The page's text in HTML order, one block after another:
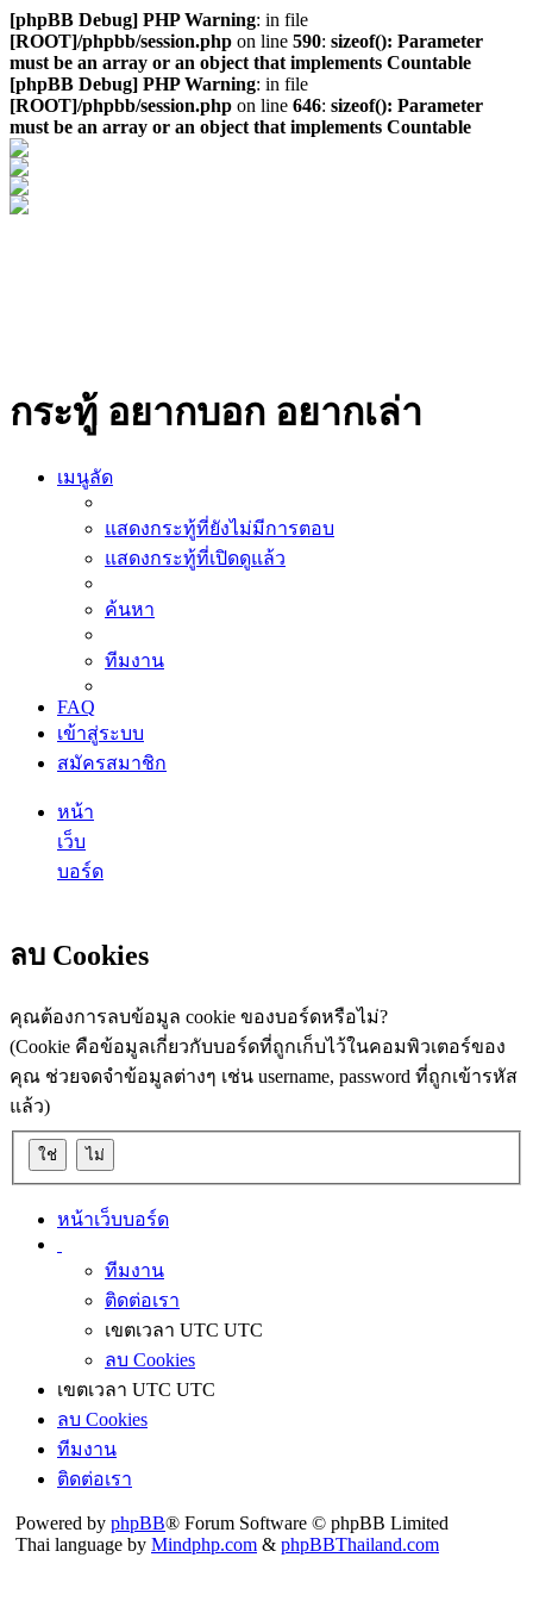
[phpBB Debug] PHP Warning: in file
[ROOT]/phpbb/session.php on line 590: sizeof(): Parameter
must be an array or an object that implements Countable
[phpBB Debug] PHP Warning: in file
[ROOT]/phpbb/session.php on line 646: sizeof(): Parameter
must be an array or an object that implements Countable
กระทู้ อยากบอก อยากเล่า
เมนูลัด
แสดงกระทู้ที่ยังไม่มีการตอบ
แสดงกระทู้ที่เปิดดูแล้ว
ค้นหา
ทีมงาน
FAQ
เข้าสู่ระบบ
สมัครสมาชิก
หน้า
เว็บ
บอร์ด
ลบ Cookies
คุณต้องการลบข้อมูล cookie ของบอร์ดหรือไม่?
(Cookie คือข้อมูลเกี่ยวกับบอร์ดที่ถูกเก็บไว้ในคอมพิวเตอร์ของ
คุณ ช่วยจดจำข้อมูลต่างๆ เช่น username, password ที่ถูกเข้ารหัส
แล้ว)
หน้าเว็บบอร์ด
ทีมงาน
ติดต่อเรา
เขตเวลา UTC UTC
ลบ Cookies
เขตเวลา UTC UTC
ลบ Cookies
ทีมงาน
ติดต่อเรา
Powered by phpBB® Forum Software © phpBB Limited
Thai language by Mindphp.com & phpBBThailand.com